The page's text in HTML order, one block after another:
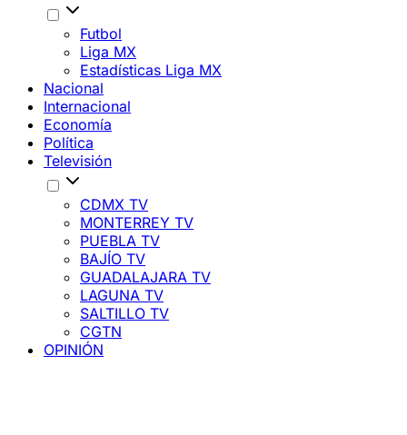
Futbol
Liga MX
Estadísticas Liga MX
Nacional
Internacional
Economía
Política
Televisión
CDMX TV
MONTERREY TV
PUEBLA TV
BAJÍO TV
GUADALAJARA TV
LAGUNA TV
SALTILLO TV
CGTN
OPINIÓN